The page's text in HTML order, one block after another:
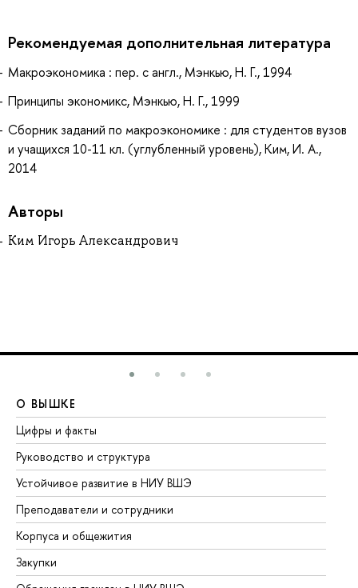
Рекомендуемая дополнительная литература
Макроэкономика : пер. с англ., Мэнкью, Н. Г., 1994
Принципы экономикс, Мэнкью, Н. Г., 1999
Сборник заданий по макроэкономике : для студентов вузов
и учащихся 10-11 кл. (углубленный уровень), Ким, И. А.,
2014
Авторы
Ким Игорь Александрович
О ВЫШКЕ
Цифры и факты
Руководство и структура
Устойчивое развитие в НИУ ВШЭ
Преподаватели и сотрудники
Корпуса и общежития
Закупки